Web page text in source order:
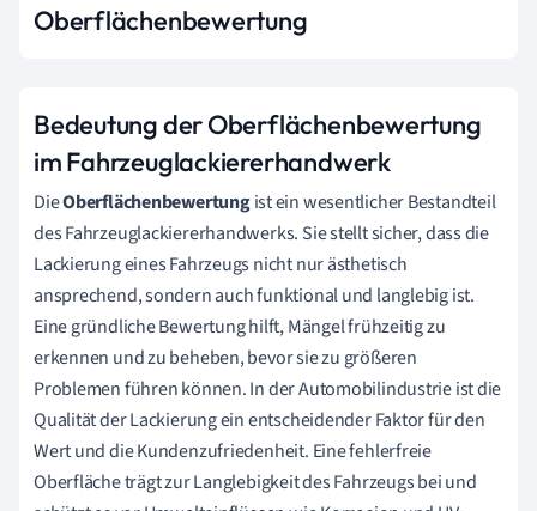
Oberflächenbewertung
Bedeutung der Oberflächenbewertung
im Fahrzeuglackiererhandwerk
DieOberflächenbewertungist ein wesentlicher Bestandteil
des Fahrzeuglackiererhandwerks. Sie stellt sicher, dass die
Lackierung eines Fahrzeugs nicht nur ästhetisch
ansprechend, sondern auch funktional und langlebig ist.
Eine gründliche Bewertung hilft, Mängel frühzeitig zu
erkennen und zu beheben, bevor sie zu größeren
Problemen führen können. In der Automobilindustrie ist die
Qualität der Lackierung ein entscheidender Faktor für den
Wert und die Kundenzufriedenheit. Eine fehlerfreie
Oberfläche trägt zur Langlebigkeit des Fahrzeugs bei und